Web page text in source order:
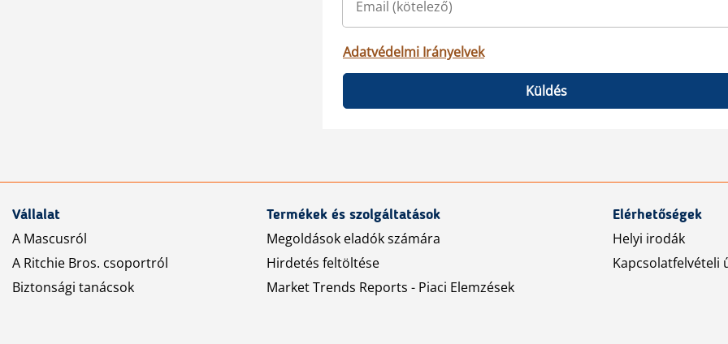
Adatvédelmi Irányelvek
Küldés
Vállalat
A Mascusról
A Ritchie Bros. csoportról
Biztonsági tanácsok
Termékek és szolgáltatások
Megoldások eladók számára
Hirdetés feltöltése
Market Trends Reports - Piaci Elemzések
Elérhetőségek
Helyi irodák
Kapcsolatfelvételi